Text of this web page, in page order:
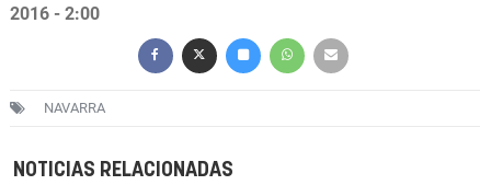
2016 - 2:00
NAVARRA
NOTICIAS RELACIONADAS